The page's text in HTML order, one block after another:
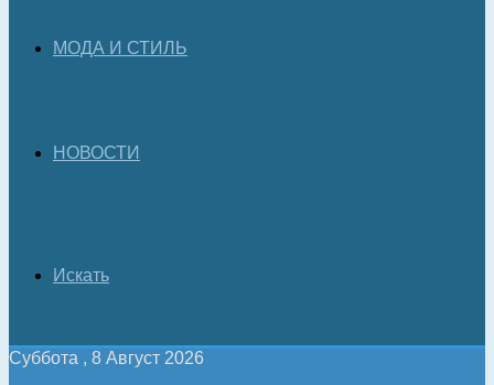
МОДА И СТИЛЬ
НОВОСТИ
Искать
Суббота , 8 Август 2026